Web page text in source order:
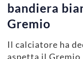
bandiera
Gremio
Il calciatore ha
aspetta il Gremio